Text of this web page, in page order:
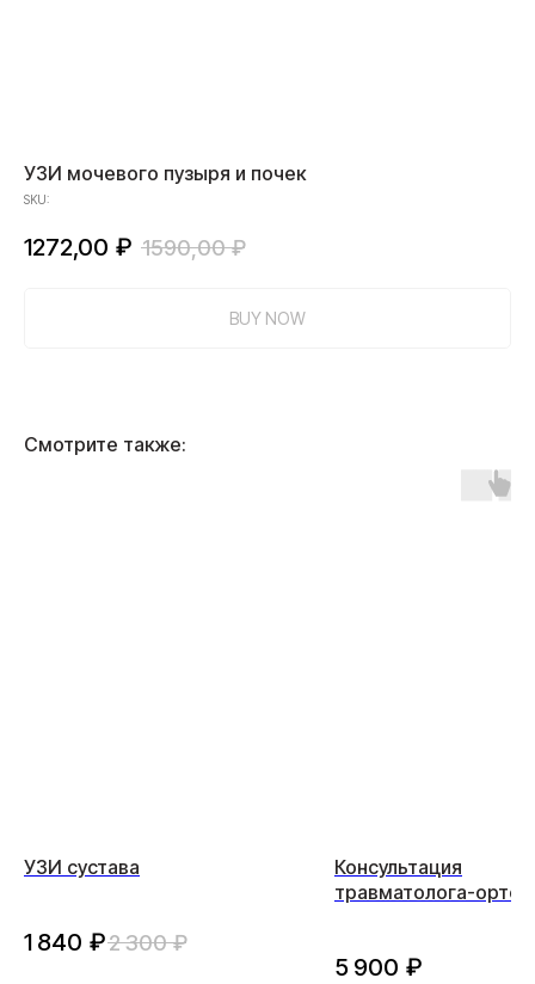
УЗИ мочевого пузыря и почек
SKU:
1272,00 ₽ 1590,00 ₽
BUY NOW
Смотрите также:
УЗИ сустава
1 840 ₽2 300 ₽
Консультация
травматолога-
5 900 ₽